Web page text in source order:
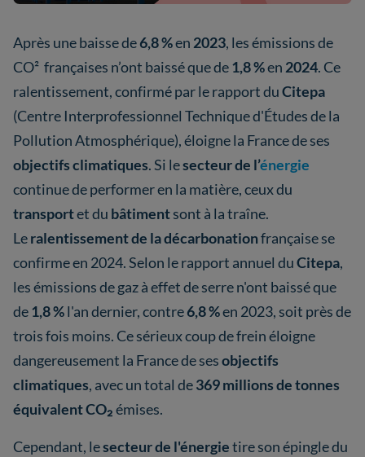
Après une baisse de6,8 %en 2023, les émissions de
CO² françaises n’ont baissé que de1,8 %en 2024. Ce
ralentissement, confirmé par le rapport duCitepa
(Centre Interprofessionnel Technique d'Études de la
Pollution Atmosphérique), éloigne la France de ses
objectifs climatiques. Si lesecteur de l’énergie
continue de performer en la matière, ceux du
transportet du bâtimentsont à la traîne.
Leralentissement de la décarbonationfrançaise se
confirme en 2024. Selon le rapport annuel duCitepa,
les émissions de gaz à effet de serre n'ont baissé que
de1,8 %l'an dernier, contre6,8 %en 2023, soit près de
trois fois moins. Ce sérieux coup de frein éloigne
dangereusement la France de sesobjectifs
climatiques, avec un total de369 millions de tonnes
équivalent CO₂émises.
Cependant, lesecteur de l'énergietire son épingle du